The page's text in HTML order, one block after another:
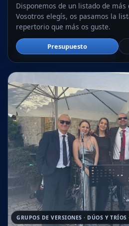
Disponemos de un listado de más
Vosotros elegís, os pasamos la
repertorio que más os guste.
Presupuesto
GRUPOS DE VERSIONES · DÚOS Y